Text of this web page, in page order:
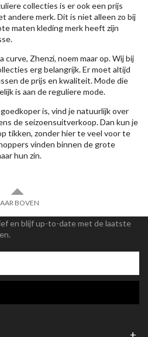
collecties is er ook een prijs
andere merk. Dit is niet alleen zo bij
maten kleding merk heeft zijn
curve, Zhenzi, noem maar op. Wij bij
erg belangrijk. Er moet altijd
de prijs en kwaliteit. Mode die
is aan de reguliere mode.
is, vind je natuurlijk over
de seizoensuitverkoop. Dan kun je
tikken, zonder hier te veel voor te
vinden binnen de grote
hun zin.
BOVEN
en blijf up-to-date met de laatste